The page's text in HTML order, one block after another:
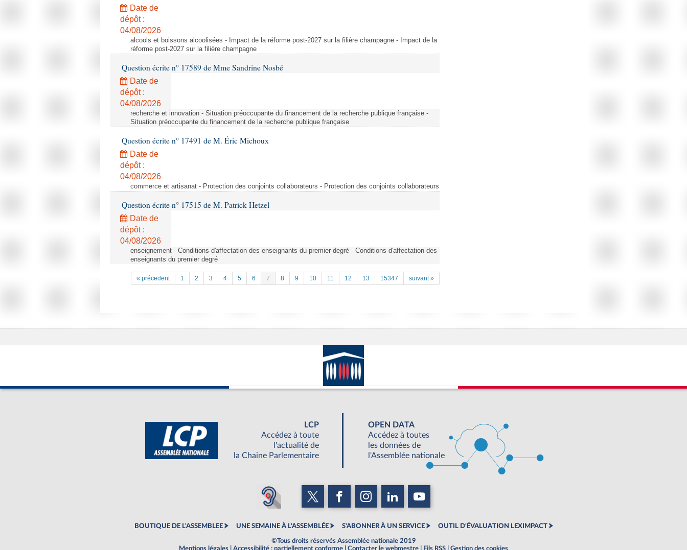
Date de
dépôt :
04/08/2026
alcools et boissons alcoolisées - Impact de la réforme post-2027 sur la filière champagne - Impact de la
réforme post-2027 sur la filière champagne
Question écrite n° 17589 de Mme Sandrine Nosbé
Date de
dépôt :
04/08/2026
recherche et innovation - Situation préoccupante du financement de la recherche publique française -
Situation préoccupante du financement de la recherche publique française
Question écrite n° 17491 de M. Éric Michoux
Date de
dépôt :
04/08/2026
commerce et artisanat - Protection des conjoints collaborateurs - Protection des conjoints collaborateurs
Question écrite n° 17515 de M. Patrick Hetzel
Date de
dépôt :
04/08/2026
enseignement - Conditions d'affectation des enseignants du premier degré - Conditions d'affectation des
enseignants du premier degré
« précedent 1 2 3 4 5 6 7 8 9 10 11 12 13 15347 suivant »
LCP
Accédez à toute
l'actualité de
la Chaine Parlementaire
OPEN DATA
Accédez à toutes
les données de
l'Assemblée nationale
BOUTIQUE DE L'ASSEMBLEE UNE SEMAINE À L'ASSEMBLÉE S'ABONNER À UN SERVICE OUTIL D'ÉVALUATION LEXIMPACT
©Tous droits réservés Assemblée nationale 2019
Mentions légales
Accessibilité : partiellement conforme Contacter le webmestre Fils RSS Gestion des cookies